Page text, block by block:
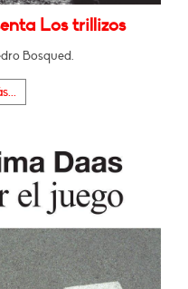
Los trillizos
Bosqued.